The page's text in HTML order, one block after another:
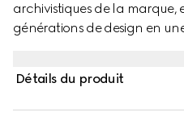
archivistiques de la marque,
générations de design en
et introduit une riche
Détails du produit